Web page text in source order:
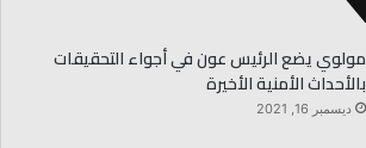
مولوي يضع الرئيس عون في أجواء التحقيقات
بالأحداث الأمنية الأخيرة
ديسمبر 16, 2021